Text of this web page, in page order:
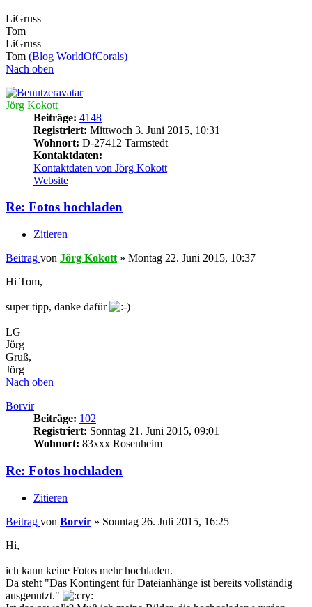
LiGruss
Tom
LiGruss
Tom (Blog WorldOfCorals)
Nach oben
Jörg Kokott
Beiträge: 4148
Registriert: Mittwoch 3. Juni 2015, 10:31
Wohnort: D-27412 Tarmstedt
Kontaktdaten:
Kontaktdaten von Jörg Kokott
Website
Re: Fotos hochladen
Zitieren
Beitrag von Jörg Kokott » Montag 22. Juni 2015, 10:37
Hi Tom,
super tipp, danke dafür
LG
Jörg
Gruß,
Jörg
Nach oben
Borvir
Beiträge: 102
Registriert: Sonntag 21. Juni 2015, 09:01
Wohnort: 83xxx Rosenheim
Re: Fotos hochladen
Zitieren
Beitrag von Borvir » Sonntag 26. Juli 2015, 16:25
Hi,
ich kann keine Fotos mehr hochladen.
Da steht "Das Kontingent für Dateianhänge ist bereits vollständig
ausgenutzt."